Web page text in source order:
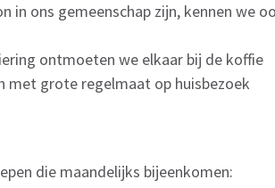
in ons gemeenschap zijn, kennen we
ontmoeten we elkaar bij de koffie
met grote regelmaat op huisbezoek
die maandelijks bijeenkomen: